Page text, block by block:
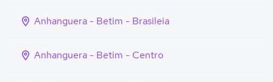
Anhanguera - Betim - Brasileia
Anhanguera - Betim - Centro